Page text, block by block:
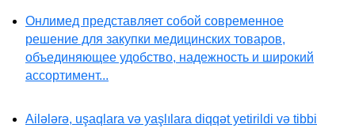
Онлимед представляет собой современное
решение для закупки медицинских товаров,
объединяющее удобство, надежность и широкий
ассортимент...
Ailələrə, uşaqlara və yaşlılara diqqət yetirildi və tibbi